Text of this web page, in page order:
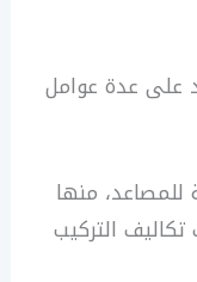
على عدة عوامل
للمصاعد، منها
التركيب